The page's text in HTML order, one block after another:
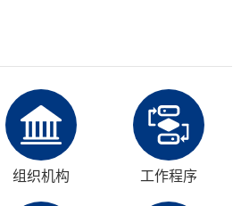
组织机构 工作程序